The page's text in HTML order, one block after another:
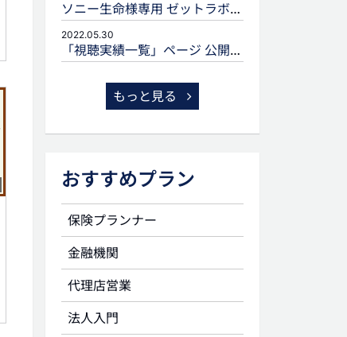
ソニー生命様専用 ゼットラボforLIFEPLANNERのご案内
2022.05.30
「視聴実績一覧」ページ 公開のお知らせ
もっと見る
おすすめプラン
保険プランナー
金融機関
代理店営業
法人入門